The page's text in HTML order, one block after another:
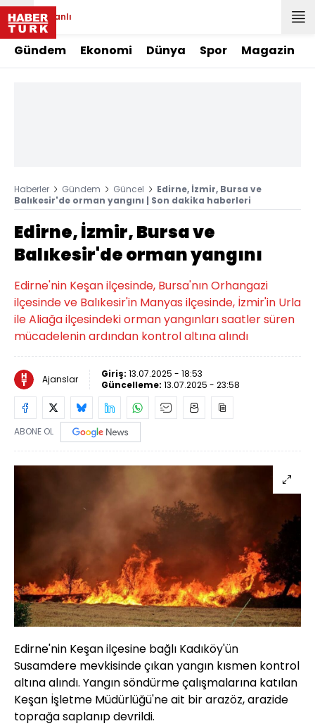
Canlı
Gündem Ekonomi Dünya Spor Magazin
Haberler Gündem Güncel
Edirne, İzmir, Bursa ve
Balıkesir'de orman yangını | Son dakika haberleri
Edirne, İzmir, Bursa ve
Balıkesir'de orman yangını
Edirne'nin Keşan ilçesinde, Bursa'nın Orhangazi
ilçesinde ve Balıkesir'in Manyas ilçesinde, İzmir'in Urla
ile Aliağa ilçesindeki orman yangınları saatler süren
mücadelenin ardından kontrol altına alındı
Ajanslar Giriş: 13.07.2025 - 18:53
Güncelleme: 13.07.2025 - 23:58
ABONE OL
Edirne'nin Keşan ilçesine bağlı Kadıköy'ün
Susamdere mevkisinde çıkan yangın kısmen kontrol
altına alındı. Yangın söndürme çalışmalarına katılan
Keşan İşletme Müdürlüğü'ne ait bir arazöz, arazide
toprağa saplanıp devrildi.